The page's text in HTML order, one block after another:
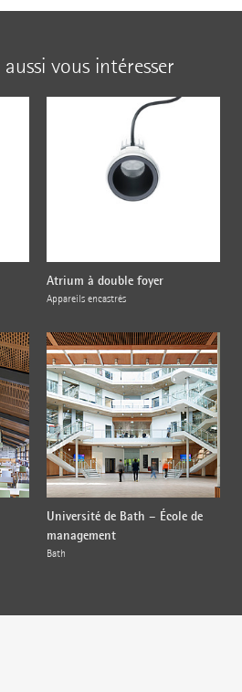
vous intéresser
Atrium à double foyer
Appareils encastrés
Université de Bath – École de
management
Bath